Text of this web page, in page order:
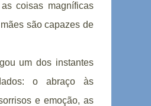
coisas magníficas
são capazes de
um dos instantes
o abraço às
e emoção, as